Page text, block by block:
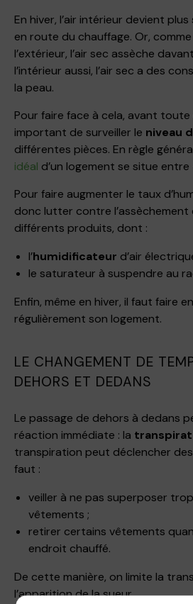
En hiver, l’air intérieur devient
en route du chauffage. Or,
l’extérieur, l’air sec assèche
l’intérieur aussi, l’air sec a des
la peau.
Pour faire face à cela, avant toute
important de surveiller le niveau
différentes pièces. En règle
idéal d’un logement se situe
Pour faire augmenter le taux
donc lutter contre l’assèchement
différents produits, dont :
l’humidificateur d’air
le saturateur à suspendre au
Enfin, même en hiver, il faut faire
régulièrement son logement.
LE CHANGEMENT DE
DEHORS ET DEDANS
Le passage de dehors à dedans
réaction immédiate : la
transpiration peut déclencher des
faut :
veiller à ne pas superposer
vêtements ;
retirer certains vêtements
endroit chauffé.
De cette manière, on limite la
l’apparition de la sueur.